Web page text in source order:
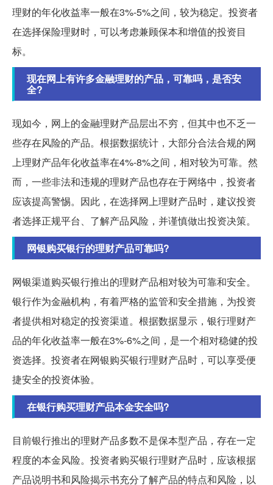
理财的年化收益率一般在3%-5%之间，较为稳定。投资者
在选择保险理财时，可以考虑兼顾保本和增值的投资目
标。
现在网上有许多金融理财的产品，可靠吗，是否安
全?
现如今，网上的金融理财产品层出不穷，但其中也不乏一
些存在风险的产品。根据数据统计，大部分合法合规的网
上理财产品年化收益率在4%-8%之间，相对较为可靠。然
而，一些非法和违规的理财产品也存在于网络中，投资者
应该提高警惕。因此，在选择网上理财产品时，建议投资
者选择正规平台、了解产品风险，并谨慎做出投资决策。
网银购买银行的理财产品可靠吗?
网银渠道购买银行推出的理财产品相对较为可靠和安全。
银行作为金融机构，有着严格的监管和安全措施，为投资
者提供相对稳定的投资渠道。根据数据显示，银行理财产
品的年化收益率一般在3%-6%之间，是一个相对稳健的投
资选择。投资者在网银购买银行理财产品时，可以享受便
捷安全的投资体验。
在银行购买理财产品本金安全吗?
目前银行推出的理财产品多数不是保本型产品，存在一定
程度的本金风险。投资者购买银行理财产品时，应该根据
产品说明书和风险揭示书充分了解产品的特点和风险，以